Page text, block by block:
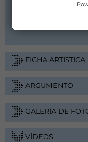
910 700 196 / 646
FICHA ARTÍSTICA
ARGUMENTO
GALERÍA DE
VÍDEOS